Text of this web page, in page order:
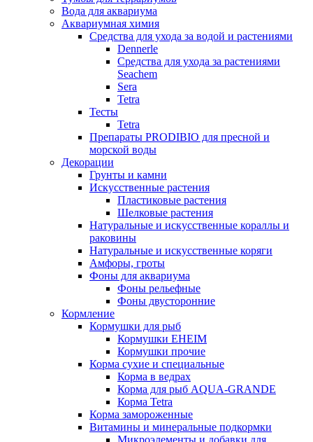
Вода для аквариума
Аквариумная химия
Средства для ухода за водой и растениями
Dennerle
Средства для ухода за растениями
Seachem
Sera
Tetra
Тесты
Tetra
Препараты PRODIBIO для пресной и
морской воды
Декорации
Грунты и камни
Искусственные растения
Пластиковые растения
Шелковые растения
Натуральные и искусственные кораллы и
раковины
Натуральные и искусственные коряги
Амфоры, гроты
Фоны для аквариума
Фоны рельефные
Фоны двусторонние
Кормление
Кормушки для рыб
Кормушки EHEIM
Кормушки прочие
Корма сухие и специальные
Корма в ведрах
Корма для рыб AQUA-GRANDE
Корма Tetra
Корма замороженные
Витамины и минеральные подкормки
Микроэлементы и добавки для